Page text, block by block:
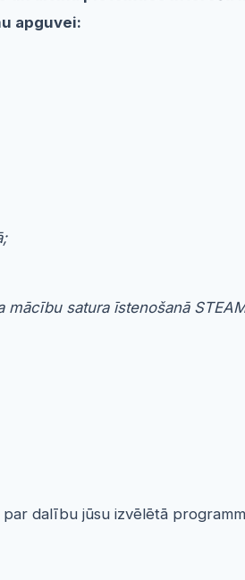
apguvei:
satura īstenošanā
dalību jūsu izvēlētā